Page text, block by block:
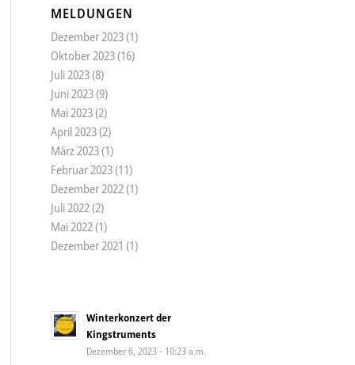
MELDUNGEN
Dezember 2023(1)
Oktober 2023(16)
Juli 2023(8)
Juni 2023(9)
Mai 2023(2)
April 2023(2)
März 2023(1)
Februar 2023(11)
Dezember 2022(1)
Juli 2022(2)
Mai 2022(1)
Dezember 2021 (1)
Winterkonzert der
Kingstruments
Dezember 6, 2023 - 10:23 a.m.